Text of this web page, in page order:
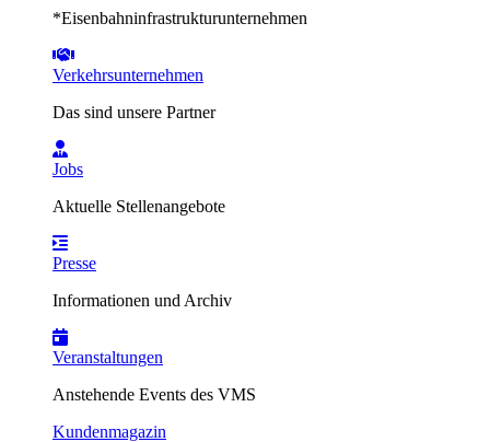
*Eisenbahninfrastrukturunternehmen
Verkehrsunternehmen
Das sind unsere Partner
Jobs
Aktuelle Stellenangebote
Presse
Informationen und Archiv
Veranstaltungen
Anstehende Events des VMS
Kundenmagazin